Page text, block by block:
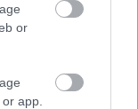
or
app.
mozgást az új
nyílt